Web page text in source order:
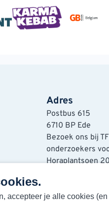
accepteer je alle cookies
Adres
Postbus 615
6710 BP Ede
Bezoek ons bij
onderzoekers
Horaplantsoen